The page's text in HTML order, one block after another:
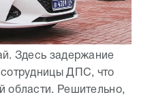
Здесь задержание
ДПС, что
области. Решительно,